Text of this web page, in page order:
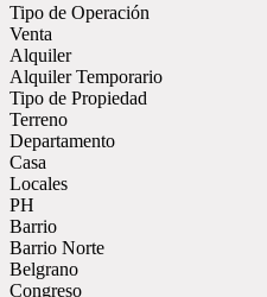
Tipo de Operación
Venta
Alquiler
Alquiler Temporario
Tipo de Propiedad
Terreno
Departamento
Casa
Locales
PH
Barrio
Barrio Norte
Belgrano
Congreso